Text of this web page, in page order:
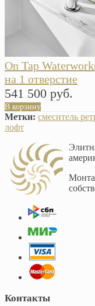
On Tap
на 1 отверстие
541 500 руб.
В корзину
Метки: смеситель
лофт
Контакты